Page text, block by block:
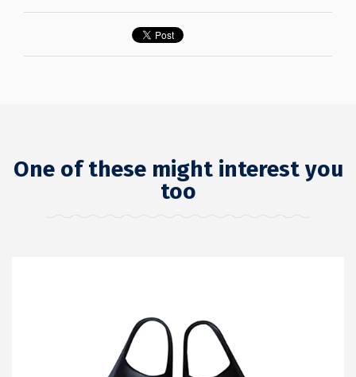
One of these might interest you
too